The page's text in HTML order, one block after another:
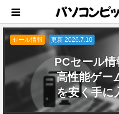
セール情報 更新 2026.7.10
PCセール情
高性能ゲー
を安く手に